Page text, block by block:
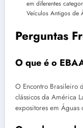
em diferentes
Veículos Antigos de
Perguntas
O que é o
O Encontro Brasileiro
clássicos da América
expositores em Águas